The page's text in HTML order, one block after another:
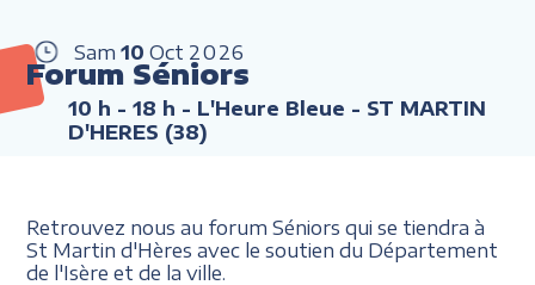
Sam 10 Oct 2026
Forum Séniors
10 h - 18 h - L'Heure Bleue - ST MARTIN
D'HERES (38)
Retrouvez nous au forum Séniors qui se tiendra à
St Martin d'Hères avec le soutien du Département
de l'Isère et de la ville.